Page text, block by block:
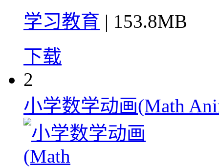
学习教育 | 153.8MB
下载
2
小学数学动画(Math